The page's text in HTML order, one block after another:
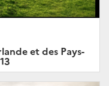
et des Pays-